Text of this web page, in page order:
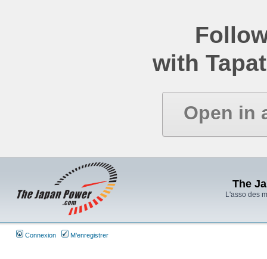
with
Open in
The
L'asso des
Connexion M’enregistrer